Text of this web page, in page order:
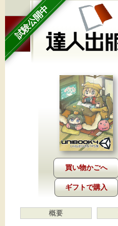
試験公開中
ギフトで購入
概要